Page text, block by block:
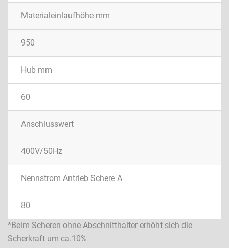
Materialeinlaufhöhe mm
950
Hub mm
60
Anschlusswert
400V/50Hz
Nennstrom Antrieb Schere A
80
*Beim Scheren ohne Abschnitthalter erhöht sich die
Scherkraft um ca.10%